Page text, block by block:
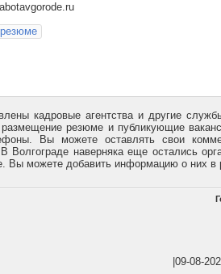
резюме
кадровые агентства и другие
резюме и публикующие
Вы можете оставлять свои
Волгограде наверняка еще остались
Вы можете добавить информацию о них в
|09-08-